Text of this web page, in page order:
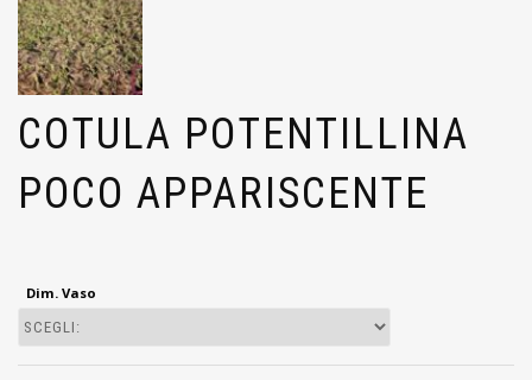
COTULA POTENTILLINA
POCO APPARISCENTE
Dim. Vaso